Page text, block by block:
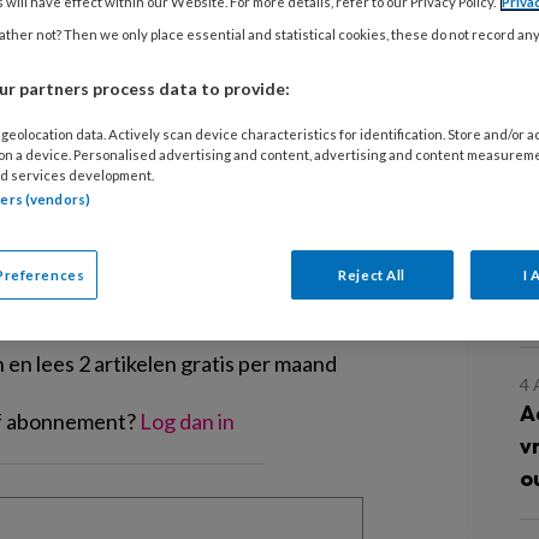
2017 hebben we een baby-actie
21 nieuwe baby’s werven voor
in ons jubileumpotje.
lezen?
lees 2 artikelen gratis per maand
Log dan in
4
not? Then we only place essential and statistical cookies, these do not record
partners process data to provide:
data. Actively scan device characteristics for identification. Store and/or
a device. Personalised advertising and content, advertising and content
services development.
(vendors)
Reject All I